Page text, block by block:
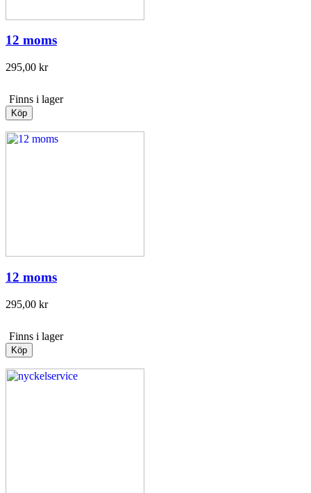
12 moms
295,00 kr
Finns i lager
Köp
12 moms
295,00 kr
Finns i lager
Köp